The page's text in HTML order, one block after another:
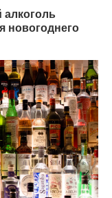
алкоголь
новогоднего